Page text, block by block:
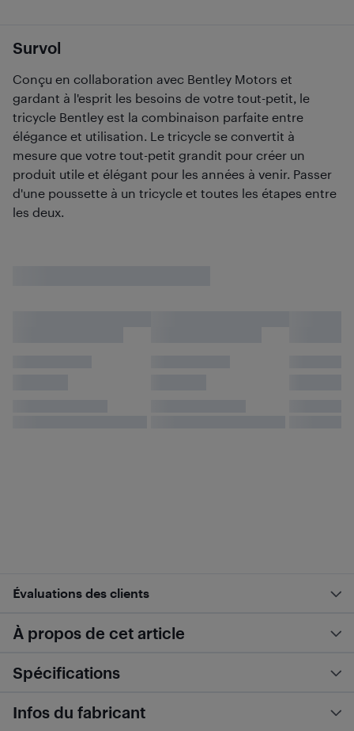
Survol
Conçu en collaboration avec Bentley Motors et
gardant à l'esprit les besoins de votre tout-petit, le
tricycle Bentley est la combinaison parfaite entre
élégance et utilisation. Le tricycle se convertit à
mesure que votre tout-petit grandit pour créer un
produit utile et élégant pour les années à venir. Passer
d'une poussette à un tricycle et toutes les étapes entre
les deux.
Évaluations des clients
À propos de cet article
Spécifications
Infos du fabricant